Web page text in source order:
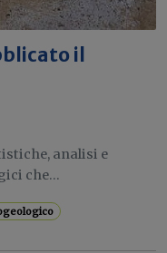
il
analisi e
che...